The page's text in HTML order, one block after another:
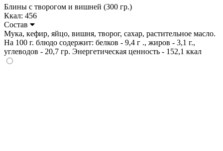
Блины с творогом и вишней (300 гр.)
Ккал: 456
Состав
Мука, кефир, яйцо, вишня, творог, сахар, растительное масло.
На 100 г. блюдо содержит: белков - 9,4 г ., жиров - 3,1 г.,
углеводов - 20,7 гр. Энергетическая ценность - 152,1 ккал